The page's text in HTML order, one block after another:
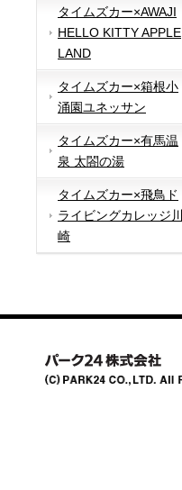
タイムズカー×AWAJI
HELLO KITTY APPLE
LAND
タイムズカー×箱根小
涌園ユネッサン
タイムズカー×有馬温
泉 太閤の湯
タイムズカー×飛鳥ド
ライビングカレッジ川
崎